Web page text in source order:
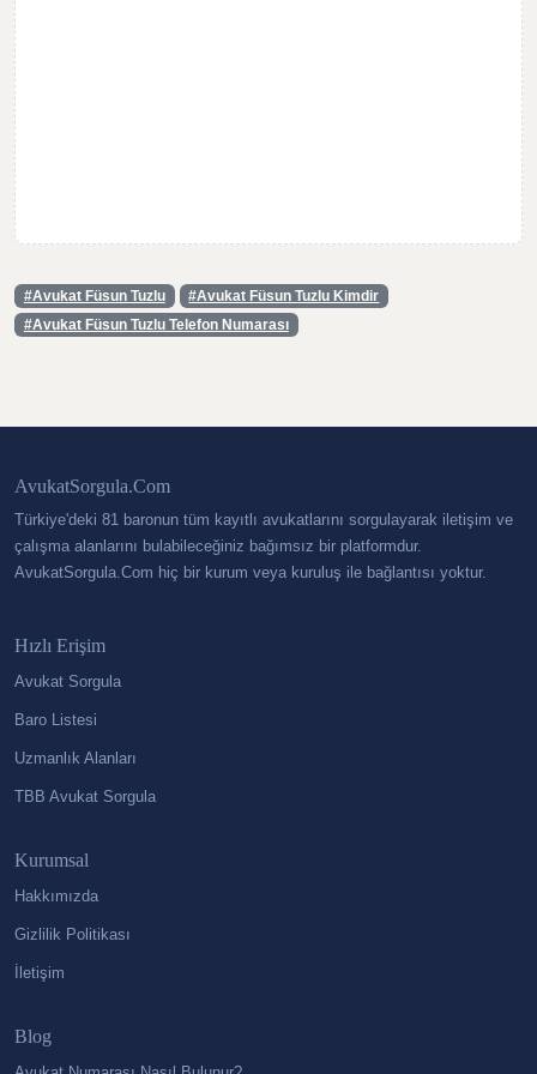
#Avukat Füsun Tuzlu
#Avukat Füsun Tuzlu Kimdir
#Avukat Füsun Tuzlu Telefon Numarası
AvukatSorgula.Com
Türkiye'deki 81 baronun tüm kayıtlı avukatlarını sorgulayarak iletişim ve
çalışma alanlarını bulabileceğiniz bağımsız bir platformdur.
AvukatSorgula.Com hiç bir kurum veya kuruluş ile bağlantısı yoktur.
Hızlı Erişim
Avukat Sorgula
Baro Listesi
Uzmanlık Alanları
TBB Avukat Sorgula
Kurumsal
Hakkımızda
Gizlilik Politikası
İletişim
Blog